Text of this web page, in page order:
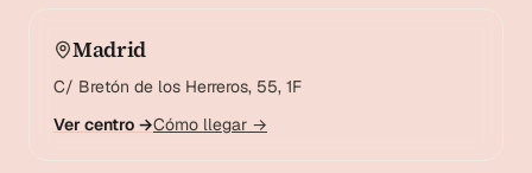
Madrid
C/ Bretón de los Herreros, 55, 1F
Ver centro →Cómo llegar →